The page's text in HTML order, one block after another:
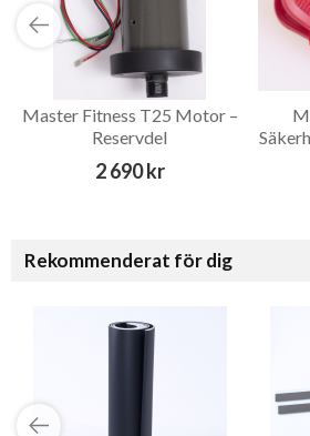
Master Fitness T25 Motor –
Reservdel
2 690 kr
Rekommenderat för dig